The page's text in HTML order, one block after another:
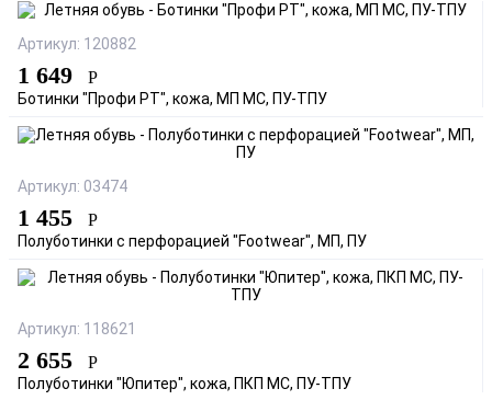
Артикул: 120882
1 649 Р
Ботинки "Профи РТ", кожа, МП МС, ПУ-ТПУ
Артикул: 03474
1 455 Р
Полуботинки с перфорацией "Footwear", МП, ПУ
Артикул: 118621
2 655 Р
Полуботинки "Юпитер", кожа, ПКП МС, ПУ-ТПУ